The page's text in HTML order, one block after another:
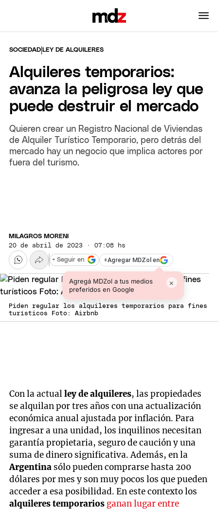
SOCIEDAD |LEY DE ALQUILERES
Alquileres temporarios:
avanza la peligrosa ley que
puede destruir el mercado
Quieren crear un Registro Nacional de Viviendas
de Alquiler Turístico Temporario, pero detrás del
mercado hay un negocio que implica actores por
fuera del turismo.
MILAGROS MORENI
20 de abril de 2023 · 07:08 hs
+Agregar MDZol en
Agregá MDZol a tus medios
preferidos en Google
×
+ Seguir en
Piden regular los alquileres temporarios para fines
turísticos Foto: Airbnb
Con la actualley de alquileres, las propiedades
se alquilan por tres años con una actualización
económica anual ajustada por inflación. Para
ingresar a una unidad, los inquilinos necesitan
garantía propietaria, seguro de caución y una
suma de dinero significativa. Además, en la
Argentina sólo pueden comprarse hasta 200
dólares por mes y son muy pocos los que pueden
acceder a esa posibilidad. En este contexto los
alquileres temporarios ganan lugar entre